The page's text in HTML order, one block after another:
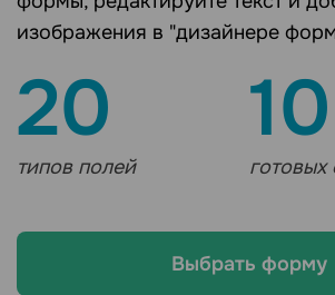
изображения в "дизайнере
20
типов полей
10
Выбрать форму